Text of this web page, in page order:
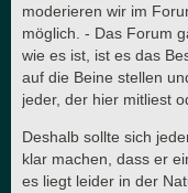
moderieren wir im
möglich. - Das Forum
wie es ist, ist es das
auf die Beine stellen
jeder, der hier mitliest
Deshalb sollte sich
klar machen, dass er
es liegt leider in der